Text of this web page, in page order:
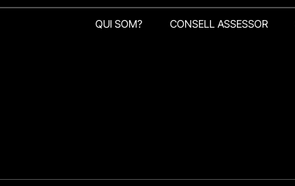
QUI SOM? CONSELL ASSESSOR